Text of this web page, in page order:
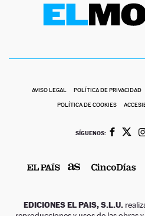
AVISO LEGAL POLÍTICA DE PRIVACIDAD
POLÍTICA DE COOKIES
SÍGUENOS:
EDICIONES EL PAIS, S.L.U.